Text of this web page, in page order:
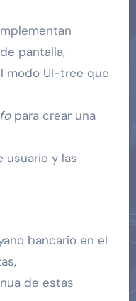
pantalla,
modo UI-tree que
para crear una
usuario y las
bancario en el
de estas